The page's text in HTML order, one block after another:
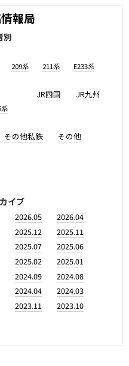
報局
別
209系 211系 E233系
JR四国 JR九州
その他私鉄 その他
イブ
2026.05
2026.04
2025.12
2025.11
2025.07
2025.06
2025.02
2025.01
2024.09
2024.08
2024.04
2024.03
2023.11
2023.10